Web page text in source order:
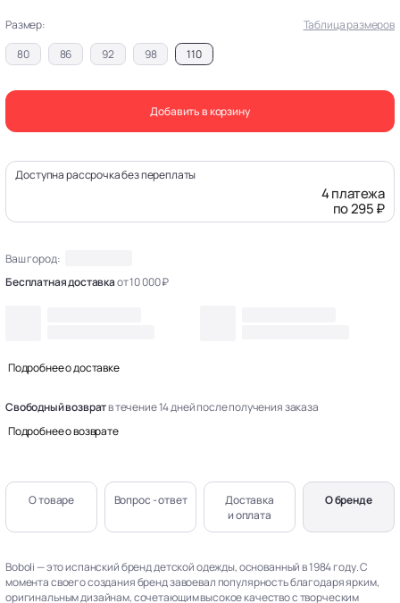
Размер:
Таблица размеров
80
86 92 98 110
Добавить в корзину
Доступна рассрочка без переплаты
4 платежа
по 295 ₽
Ваш город:
Бесплатная доставкаот 10 000 ₽
Подробнее о доставке
Свободный возвратв течение 14 дней после получения заказа
Подробнее о возврате
О товаре Вопрос - ответ
Доставка
и оплата
О бренде
Boboli — это испанский бренд детской одежды, основанный в 1984 году. С
момента своего создания бренд завоевал популярность благодаря ярким,
оригинальным дизайнам, сочетающим высокое качество с творческим